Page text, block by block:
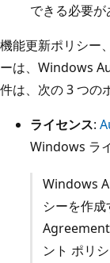
できる必要が
機能更新ポリシー
ーは、Windows
件は、次の 3 つの
ライセンス:
Windows ラ
Windows
シーを作
ント ポリ